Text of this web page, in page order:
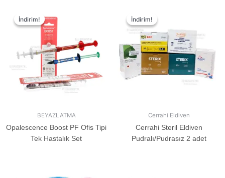
İndirim!
İndirim!
BEYAZLATMA
Opalescence Boost PF Ofis Tipi
Tek Hastalık Set
İndirim!
İndirim!
Cerrahi Eldiven
Cerrahi Steril Eldiven
Pudralı/Pudrasız 2 adet